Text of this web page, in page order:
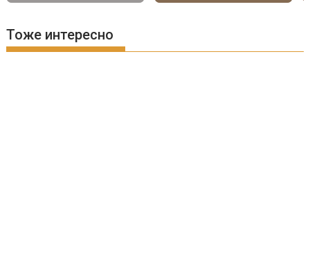
Тоже интересно